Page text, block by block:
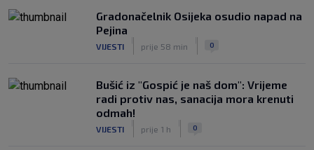
Gradonačelnik Osijeka osudio napad na
Pejina
VIJESTI prije 58 min 0
Bušić iz "Gospić je naš dom": Vrijeme
radi protiv nas, sanacija mora krenuti
odmah!
VIJESTI prije 1 h 0